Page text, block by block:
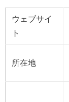
ウェブサイ
ト
所在地